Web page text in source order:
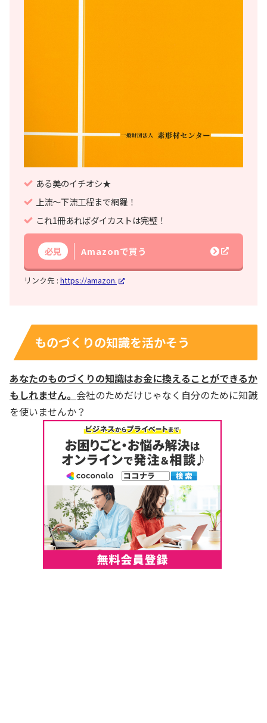
ある美のイチオシ★
上流～下流工程まで網羅！
これ1冊あればダイカストは完璧！
必見 Amazonで買う
リンク先 : https://amazon.
ものづくりの知識を活かそう
あなたのものづくりの知識はお金に換えることができるか
もしれません。 会社のためだけじゃなく自分のために知識
を使いませんか？